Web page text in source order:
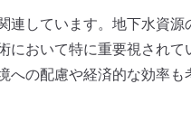
連しています。地下水資源
において特に重要視されて
への配慮や経済的な効率も